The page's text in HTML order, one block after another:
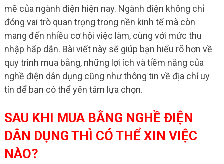
mẽ của ngành điện hiện nay. Ngành điện không chỉ
đóng vai trò quan trọng trong nền kinh tế mà còn
mang đến nhiều cơ hội việc làm, cùng với mức thu
nhập hấp dẫn. Bài viết này sẽ giúp bạn hiểu rõ hơn về
quy trình mua bằng, những lợi ích và tiềm năng của
nghề điện dân dụng cũng như thông tin về địa chỉ uy
tín để bạn có thể yên tâm lựa chọn.
SAU KHI MUA BẰNG NGHỀ ĐIỆN
DÂN DỤNG THÌ CÓ THỂ XIN VIỆC
NÀO?